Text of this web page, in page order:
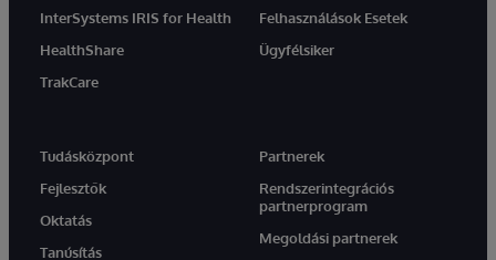
InterSystems IRIS for Health
HealthShare
TrakCare
Felhasználások Esetek
Ügyfélsiker
Tudásközpont
Fejlesztők
Oktatás
Tanúsítás
Partnerek
Rendszerintegrációs
partnerprogram
Megoldási partnerek